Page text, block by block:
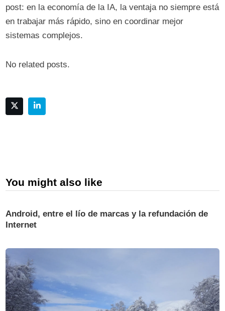
post: en la economía de la IA, la ventaja no siempre está
en trabajar más rápido, sino en coordinar mejor
sistemas complejos.
No related posts.
You might also like
Android, entre el lío de marcas y la refundación de
Internet